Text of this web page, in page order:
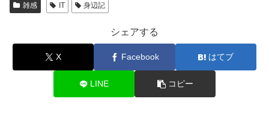
雑感 IT 身辺記
シェアする
X Facebook はてブ
LINE コピー